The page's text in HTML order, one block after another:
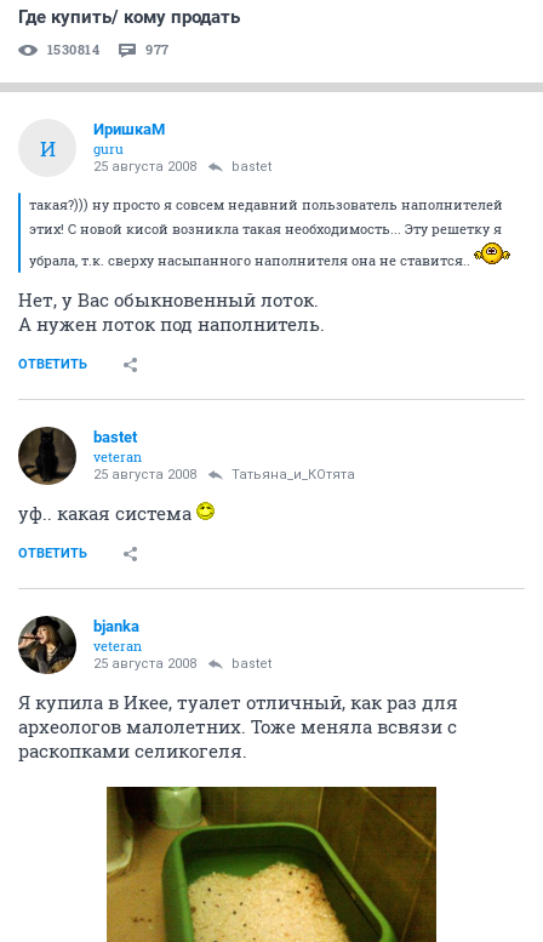
Где купить/ кому продать
1530814 977
И
ИришкаМ
guru
25 августа 2008 bastet
такая?))) ну просто я совсем недавний пользователь наполнителей
этих! С новой кисой возникла такая необходимость... Эту решетку я
убрала, т.к. сверху насыпанного наполнителя она не ставится..
Нет, у Вас обыкновенный лоток.
А нужен лоток под наполнитель.
ОТВЕТИТЬ
bastet
veteran
25 августа 2008 Татьяна_и_КОтята
уф.. какая система
ОТВЕТИТЬ
bjanka
veteran
25 августа 2008 bastet
Я купила в Икее, туалет отличный, как раз для
археологов малолетних. Тоже меняла всвязи с
раскопками селикогеля.